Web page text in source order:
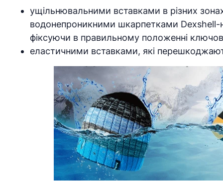
ущільнювальними вставками в різних
водонепроникними шкарпетками Dexshell-
фіксуючи в правильному положенні
еластичними вставками, які